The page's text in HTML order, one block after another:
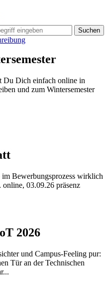
Suchen
Du Dich einfach online in
und zum Wintersemester
Bewerbungsprozess wirklich
03.09.26 präsenz
2026
und Campus-Feeling pur:
Tür an der Technischen